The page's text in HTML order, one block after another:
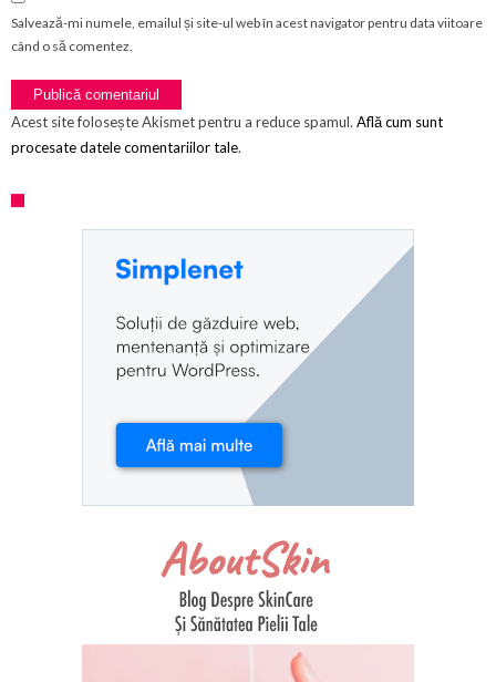
Salvează-mi numele, emailul și site-ul web în acest navigator pentru data viitoare
când o să comentez.
Acest site folosește Akismet pentru a reduce spamul. Află cum sunt
procesate datele comentariilor tale.